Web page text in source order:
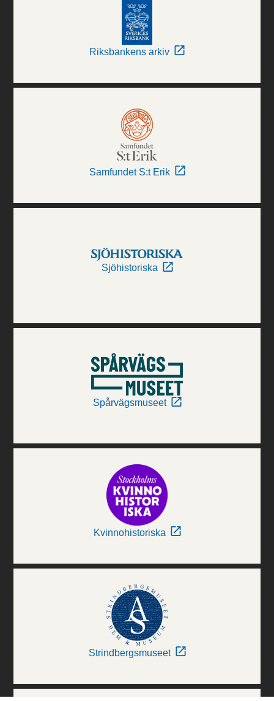
Riksbankens arkiv
Samfundet S:t Erik
Sjöhistoriska
Spårvägsmuseet
Kvinnohistoriska
Strindbergsmuseet